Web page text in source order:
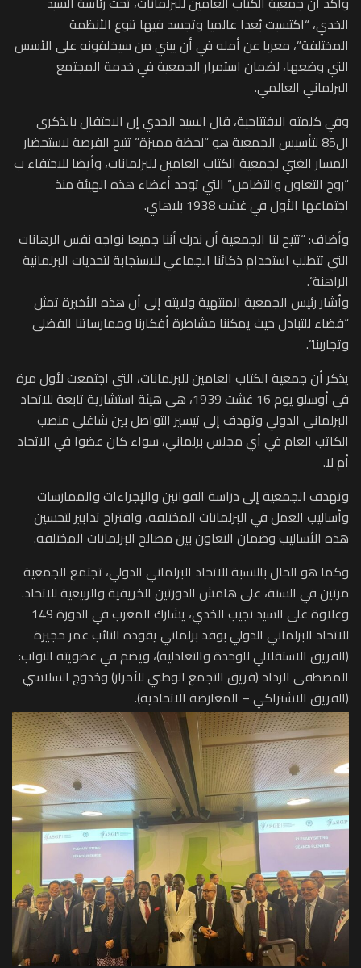
الخدي، “اكتسبت بُعدا عالميا وتجسد فيها تنوع الأنظمة
المختلفة”، معربا عن أمله في أن يبني من سيخلفونه على الأسس
التي وضعها، لضمان استمرار الجمعية في خدمة المجتمع
البرلماني العالمي.
وفي كلمته الافتتاحية، قال السيد الخدي إن الاحتفال بالذكرى
ال85 لتأسيس الجمعية هو “لحظة مميزة” تتيح الفرصة لاستحضار
المسار الغني لجمعية الكتاب العامين للبرلمانات، وأيضا للاحتفاء ب
“روح التعاون والتضامن” التي توحد أعضاء هذه الهيئة منذ
اجتماعها الأول في غشت 1938 بلاهاي.
وأضاف: “تتيح لنا الجمعية أن ندرك أننا جميعا نواجه نفس الرهانات
التي تتطلب استخدام ذكائنا الجماعي للاستجابة لتحديات البرلمانية
الراهنة”.
وأشار رئيس الجمعية المنتهية ولايته إلى أن هذه الأخيرة تمثل
“فضاء للتبادل حيث يمكننا مشاطرة أفكارنا وممارساتنا الفضلى
وتجاربنا”.
يذكر أن جمعية الكتاب العامين للبرلمانات، التي اجتمعت لأول مرة
في أوسلو يوم 16 غشت 1939، هي هيئة استشارية تابعة للاتحاد
البرلماني الدولي وتهدف إلى تيسير التواصل بين شاغلي منصب
الكاتب العام في أي مجلس برلماني، سواء كان عضوا في الاتحاد
أم لا.
وتهدف الجمعية إلى دراسة القوانين والإجراءات والممارسات
وأساليب العمل في البرلمانات المختلفة، واقتراح تدابير لتحسين
هذه الأساليب وضمان التعاون بين مصالح البرلمانات المختلفة.
وكما هو الحال بالنسبة للاتحاد البرلماني الدولي، تجتمع الجمعية
مرتين في السنة، على هامش الدورتين الخريفية والربيعية للاتحاد.
وعلاوة على السيد نجيب الخدي، يشارك المغرب في الدورة 149
للاتحاد البرلماني الدولي بوفد برلماني يقوده النائب عمر حجيرة
(الفريق الاستقلالي للوحدة والتعادلية)، ويضم في عضويته النواب:
المصطفى الرداد (فريق التجمع الوطني للأحرار) وخدوج السلاسي
(الفريق الاشتراكي – المعارضة الاتحادية).